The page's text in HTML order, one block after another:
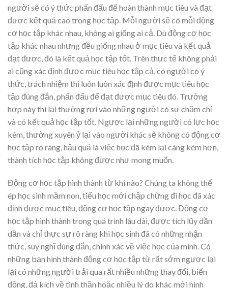
người sẽ có ý thức phấn đấu để hoàn thành mục tiêu và đạt
được kết quả cao trong học tập. Mỗi người sẽ có mỗi động
cơ học tập khác nhau, không ai giống ai cả. Dù động cơ học
tập khác nhau nhưng đều giống nhau ở mục tiêu và kết quả
đạt được, đó là kết quả học tập tốt. Trên thực tế không phải
ai cũng xác định được mục tiêu học tập cả, có người có ý
thức, trách nhiệm thì luôn luôn xác định được mục tiêu học
tập đúng đắn, phấn đấu để đạt được mục tiêu đó. Trường
hợp này thì lại thường rơi vào những người có sự chăm chỉ
và có kết quả học tập tốt. Ngược lại những người có lực học
kém, thường xuyên ỷ lại vào người khác sẽ không có động cơ
học tập rõ ràng, hậu quả là việc học đã kém lại càng kém hơn,
thành tích học tập không được như mong muốn.
Động cơ học tập hình thành từ khi nào? Chúng ta không thể
ép học sinh mầm non, tiểu học mới chập chững đi học đã xác
định được mục tiêu, động cơ học tập ngay được. Động cơ
học tập hình thành trong quá trình lâu dài, được tích lũy dần
dần và chỉ thực sự rõ ràng khi học sinh đã có những nhận
thức, suy nghĩ đúng đắn, chính xác về việc học của mình. Có
những bạn hình thành động cơ học tập từ rất sớm ngược lại
lại có những người trải qua rất nhiều những thay đổi, biến
động, đả kích về tinh thần hoặc nhiều lý do khác mới hình